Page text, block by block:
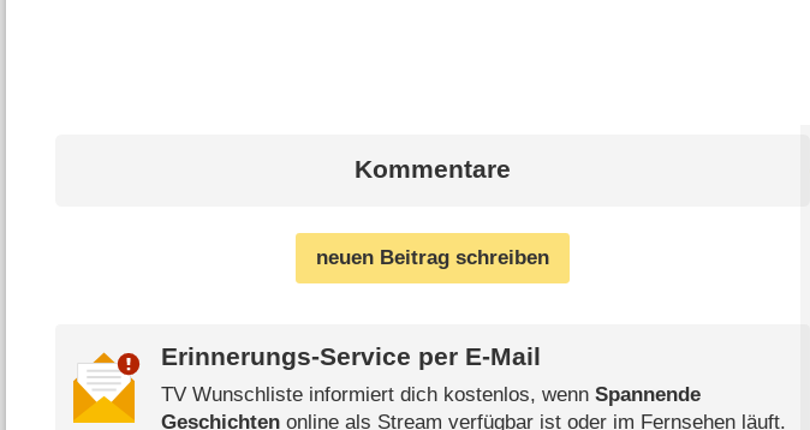
Kommentare
neuen Beitrag schreiben
Erinnerungs-Service per E-Mail
TV Wunschliste informiert dich kostenlos, wenn Spannende
Geschichtenonline als Stream verfügbar ist oder im Fernsehen läuft.